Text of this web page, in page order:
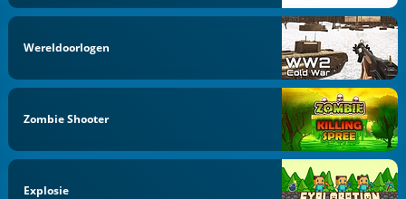
Wereldoorlogen
Zombie Shooter
Explosie